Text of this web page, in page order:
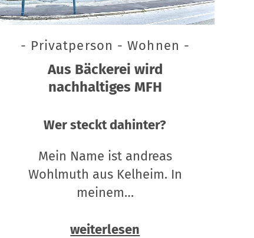
- Privatperson - Wohnen -
Aus Bäckerei wird
nachhaltiges MFH
Wer steckt dahinter?
Mein Name ist andreas
Wohlmuth aus Kelheim. In
meinem…
weiterlesen